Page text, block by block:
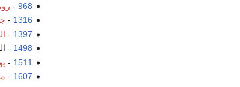
968
-
1316
-
1397
-
1498
-
1511
-
1607
-